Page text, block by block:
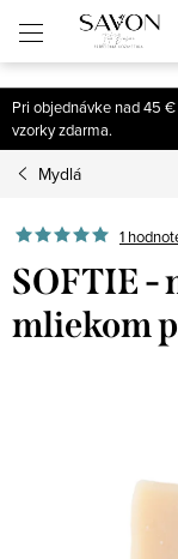
Prejsť
na
obsah
Pri objednávke nad 45
vzorky zdarma.
Mydlá
1
SOFTIE -
mliekom